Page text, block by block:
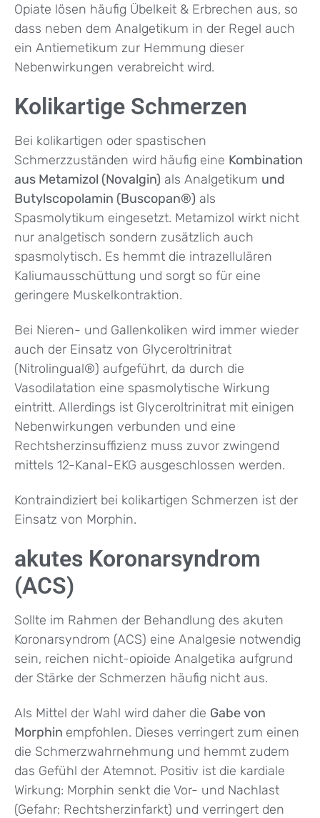
Opiate lösen häufig Übelkeit & Erbrechen aus, so
dass neben dem Analgetikum in der Regel auch
ein Antiemetikum zur Hemmung dieser
Nebenwirkungen verabreicht wird.
Kolikartige Schmerzen
Bei kolikartigen oder spastischen
Schmerzzuständen wird häufig eine Kombination
aus Metamizol (Novalgin) als Analgetikum und
Butylscopolamin (Buscopan®) als
Spasmolytikum eingesetzt. Metamizol wirkt nicht
nur analgetisch sondern zusätzlich auch
spasmolytisch. Es hemmt die intrazellulären
Kaliumausschüttung und sorgt so für eine
geringere Muskelkontraktion.
Bei Nieren- und Gallenkoliken wird immer wieder
auch der Einsatz von Glyceroltrinitrat
(Nitrolingual®) aufgeführt, da durch die
Vasodilatation eine spasmolytische Wirkung
eintritt. Allerdings ist Glyceroltrinitrat mit einigen
Nebenwirkungen verbunden und eine
Rechtsherzinsuffizienz muss zuvor zwingend
mittels 12-Kanal-EKG ausgeschlossen werden.
Kontraindiziert bei kolikartigen Schmerzen ist der
Einsatz von Morphin.
akutes Koronarsyndrom
(ACS)
Sollte im Rahmen der Behandlung des akuten
Koronarsyndrom (ACS) eine Analgesie notwendig
sein, reichen nicht-opioide Analgetika aufgrund
der Stärke der Schmerzen häufig nicht aus.
Als Mittel der Wahl wird daher die Gabe von
Morphin empfohlen. Dieses verringert zum einen
die Schmerzwahrnehmung und hemmt zudem
das Gefühl der Atemnot. Positiv ist die kardiale
Wirkung: Morphin senkt die Vor- und Nachlast
(Gefahr: Rechtsherzinfarkt) und verringert den